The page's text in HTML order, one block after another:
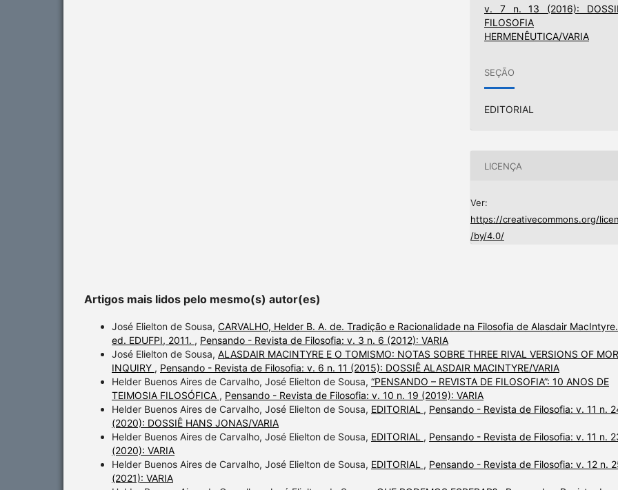
v. 7 n. 13 (2016):
FILOSOFIA
HERMENÊUTICA/VARIA
SEÇÃO
EDITORIAL
LICENÇA
Ver:
https://creativecommons.org/
/by/4.0/
Artigos mais lidos pelo mesmo(s) autor(es)
José Elielton de Sousa, CARVALHO, Helder B. A. de. Tradição e Racionalidade na Filosofia de Alasdair
ed. EDUFPI, 2011. , Pensando - Revista de Filosofia: v. 3 n. 6 (2012): VARIA
José Elielton de Sousa, ALASDAIR MACINTYRE E O TOMISMO: NOTAS SOBRE THREE RIVAL VERSIONS OF
INQUIRY , Pensando - Revista de Filosofia: v. 6 n. 11 (2015): DOSSIÊ ALASDAIR MACINTYRE/VARIA
Helder Buenos Aires de Carvalho, José Elielton de Sousa, “PENSANDO – REVISTA DE FILOSOFIA”: 10 ANOS DE
TEIMOSIA FILOSÓFICA , Pensando - Revista de Filosofia: v. 10 n. 19 (2019): VARIA
Helder Buenos Aires de Carvalho, José Elielton de Sousa, EDITORIAL , Pensando - Revista de Filosofia: v. 11 n.
(2020): DOSSIÊ HANS JONAS/VARIA
Helder Buenos Aires de Carvalho, José Elielton de Sousa, EDITORIAL , Pensando - Revista de Filosofia: v. 11 n.
(2020): VARIA
Helder Buenos Aires de Carvalho, José Elielton de Sousa, EDITORIAL , Pensando - Revista de Filosofia: v. 12 n.
(2021): VARIA